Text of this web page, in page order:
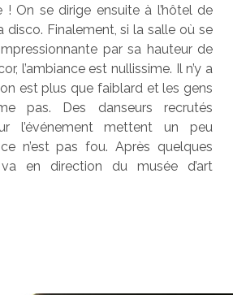
! On se dirige ensuite à l’hôtel de
disco. Finalement, si la salle où se
par sa hauteur de
l’ambiance est nullissime. Il n’y a
est plus que faiblard et les gens
pas. Des danseurs recrutés
l’événement mettent un peu
n’est pas fou. Après quelques
en direction du musée d’art